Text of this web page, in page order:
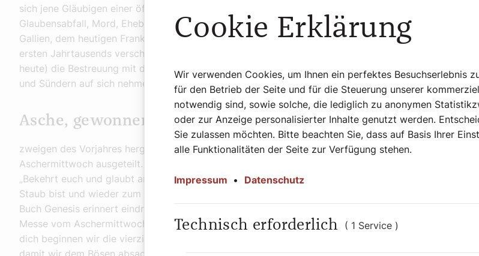
sich jene Gläubigen einer öffentlichen Buße, die eine schwere Sünde („Kapitalsünde“:
Glaubensabfall, Mord, Ehebruch oder überhaupt anderes Schwerwiegendes) begangen hatten. In
Gallien, dem heutigen Frankreich, wurden sie beispielsweise mit Asche betreut. Gegen Ende des
ersten Jahrtausends verschwand die öffentliche Buße aus dem Leben der Kirche, es blieb (bis
heute) die Bestreuung mit der Asche, die dann alle Gläubigen aus Solidarität mit den Sünderinnen
und Sündern auf sich nehmen.
Asche, gewonnen aus den Palmzweigen
zweigen des Vorjahres hergestellt, die gesegnete Asche wird dann als Zeichen der Buße am
Aschermittwoch ausgeteilt. Der oder die Austeilende spricht dann bei der Stirnbekreuzigung:
„Bekehrt euch und glaubt an das Evangelium“ (vgl. Markus 1,15) oder: „Bedenke, Mensch, dass du
Staub bist und wieder zum Staub zurückkehren wirst“ (vgl. Genesis 3,19). Dieser Vers aus dem
Buch Genesis erinnert eindrücklich an die Vergänglichkeit des Lebens. Das Tagesgebet in der
Messe vom Aschermittwoch erläutert den Sinn der Fastenzeit: „Getreuer Gott, im Vertrauen auf
dich beginnen wir die vierzig Tage der Umkehr und Buße. Gib uns die Kraft zu christlicher Zucht,
damit wir dem Bösen absagen und mit Entschiedenheit das Gute tun.“
Cookie Erklärung
Wir verwenden Cookies, um Ihnen ein perfektes Besuchserlebnis
für den Betrieb der Seite und für die Steuerung unserer
notwendig sind, sowie solche, die lediglich zu anonymen
oder zur Anzeige personalisierter Inhalte genutzt werden.
Sie zulassen möchten. Bitte beachten Sie, dass auf Basis Ihrer
alle Funktionalitäten der Seite zur Verfügung stehen.
Impressum • Datenschutz
Technisch erforderlich ( 1 Service )